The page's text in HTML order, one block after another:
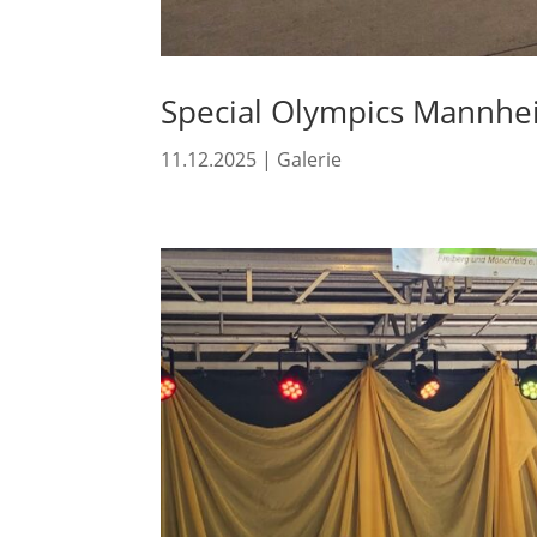
Special Olympics
11.12.2025 | Galerie